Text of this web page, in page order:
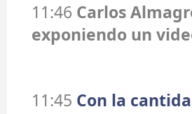
11:46 Carlos
exponiendo un
11:45 Con la